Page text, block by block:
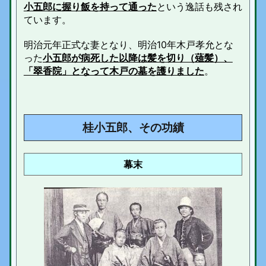
小五郎に握り飯を持って通ったという逸話も残され
ています。
明治元年正式な妻となり、明治10年木戸孝允とな
った小五郎が病死した以降は髪を切り（薙髪）、
「翠香院」となって木戸の墓を護りました。
桂小五郎、その功績
幕末